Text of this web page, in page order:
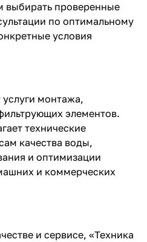
выбирать проверенные
по оптимальному
условия
услуги монтажа,
элементов.
технические
качества воды,
и оптимизации
и коммерческих
и сервисе, «Техника